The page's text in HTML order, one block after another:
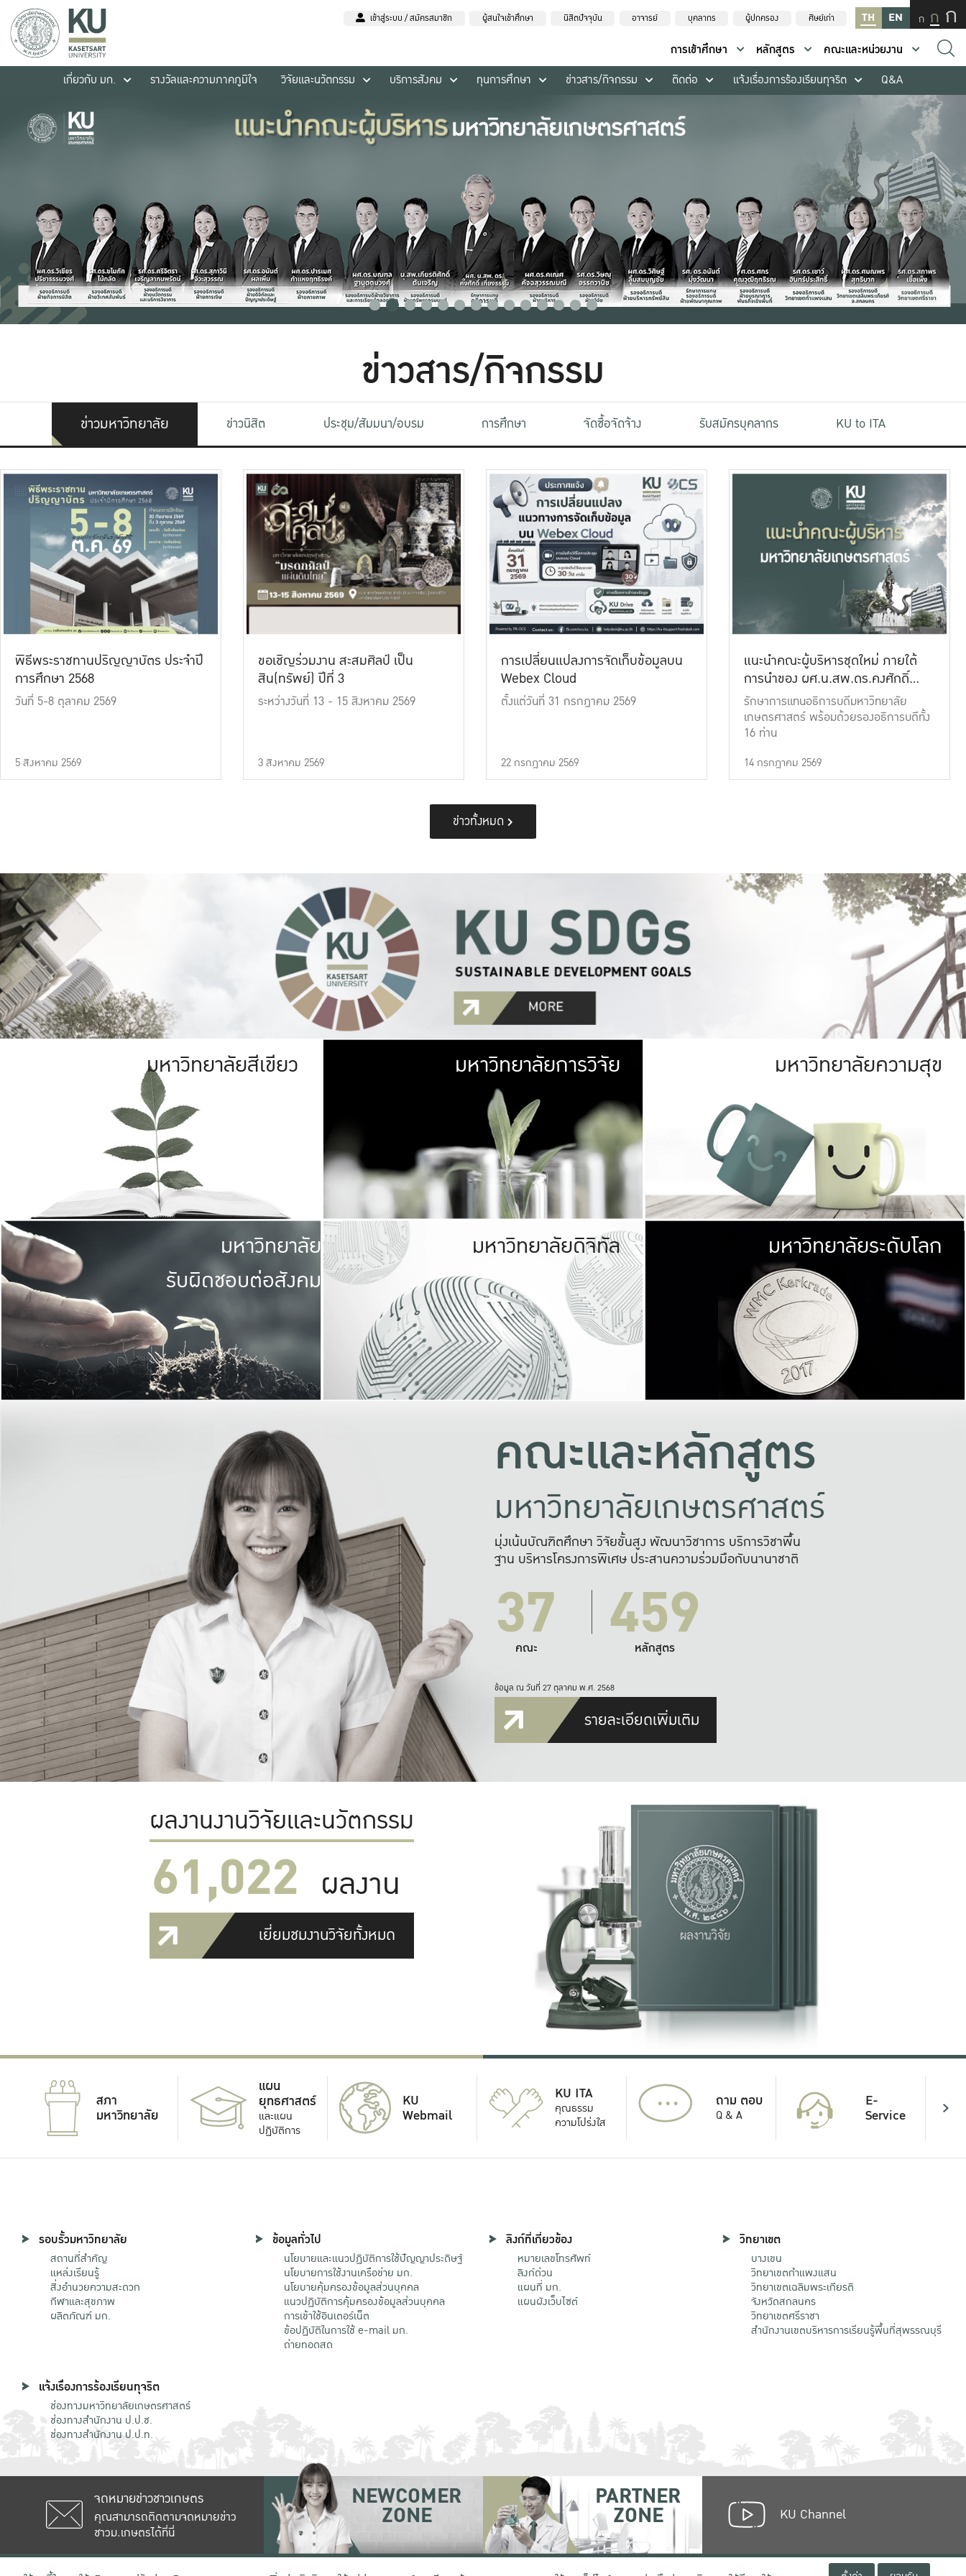
เข้าสู่ระบบ / สมัครสมาชิก ผู้สนใจเข้าศึกษา นิสิตปัจจุบัน อาจารย์ บุคลากร ผู้ปกครอง ศิษย์เก่า TH EN ก ก ก
การเข้าศึกษา หลักสูตร
คณะและหน่วยงาน
เกี่ยวกับ มก.
รางวัลและความภาคภูมิใจ วิจัยและนวัตกรรม บริการสังคม ทุนการศึกษา ข่าวสาร/กิจกรรม ติดต่อ แจ้งเรื่องการร้องเรียนทุจริต Q&A
ข่าวสาร/กิจกรรม
ข่าวมหาวิทยาลัย ข่าวนิสิต ประชุม/สัมมนา/อบรม การศึกษา จัดซื้อจัดจ้าง รับสมัครบุคลากร KU to ITA
พิธีพระราชทานปริญญาบัตร ประจำปี
การศึกษา 2568
วันที่ 5-8 ตุลาคม 2569
5 สิงหาคม 2569
ขอเชิญร่วมงาน สะสมศิลป์ เป็น
สิน(ทรัพย์) ปีที่ 3
ระหว่างวันที่ 13 - 15 สิงหาคม 2569
3 สิงหาคม 2569
การเปลี่ยนแปลงการจัดเก็บข้อมูลบน
Webex Cloud
ตั้งแต่วันที่ 31 กรกฎาคม 2569
22 กรกฎาคม 2569
แนะนำคณะผู้บริหารชุดใหม่ ภายใต้
การนำของ ผศ.น.สพ.ดร.คงศักดิ์
เที่ยงธรรม
รักษาการแทนอธิการบดีมหาวิทยาลัย
เกษตรศาสตร์ พร้อมด้วยรองอธิการบดีทั้ง
16 ท่าน
14 กรกฎาคม 2569
ข่าวทั้งหมด
มหาวิทยาลัยสีเขียว มหาวิทยาลัย
เกษตรศาสตร์ มีพื้นที่เขียวสดใส หนาแน่น
เป็นป่าในเมือง (URBAN FOREST)
เกษตรในเมือง (URBAN AGRICULTURE)
ที่นับรวมกันได้ประมาณ 1,400 ไร่
มหาวิทยาลัยการวิจัย มหาวิทยาลัย
ให้กับประชาชน
มหาวิทยาลัยความสุข
มหาวิทยาลัย
รับผิดชอบต่อสังคม
มหาวิทยาลัยรับผิดชอบต่อสังคม
ร่วมมือกับชุมชน เพื่อความกินดีอยู่ดี
และความสุขอย่างยั่งยืน
มองปัญหาในภาพกว้าง
แก้ไขจากปัญหาจุดเล็กๆ
มหาวิทยาลัยดิจิทัล มหาวิทยา
พร้อมที่จ
และผลักดันในการใช้ระบบส
เพื่อการทำงานแ
มหาวิทยาลัยระดับโลก
คณะและหลักสูตร
มหาวิทยาลัยเกษตรศาสตร์
มุ่งเน้นบัณฑิตศึกษา วิจัยขั้นสูง พัฒนาวิชาการ บริการวิชาพื้น
ฐาน บริหารโครงการพิเศษ ประสานความร่วมมือกับนานาชาติ
37
คณะ 459
หลักสูตร
ข้อมูล ณ วันที่ 27 ตุลาคม พ.ศ. 2568
รายละเอียดเพิ่มเติม
ผลงานงานวิจัยและนวัตกรรม
61,022 ผลงาน
เยี่ยมชมงานวิจัยทั้งหมด
สภา
มหาวิทยาลัย
แผน
ยุทธศาสตร์
และแผน
ปฏิบัติการ
KU
Webmail
KU ITA
คุณธรรม
ความโปร่งใส
... ถาม ตอบ
Q & A
E-
Service
รอบรั้วมหาวิทยาลัย
สถานที่สำคัญ
แหล่งเรียนรู้
สิ่งอำนวยความสะดวก
กีฬาและสุขภาพ
ผลิตภัณฑ์ มก.
ข้อมูลทั่วไป
นโยบายและแนวปฏิบัติการใช้ปัญญาประดิษฐ์
นโยบายการใช้งานเครือข่าย มก.
นโยบายคุ้มครองข้อมูลส่วนบุคคล
แนวปฏิบัติการคุ้มครองข้อมูลส่วนบุคคล
การเข้าใช้อินเตอร์เน็ต
ข้อปฏิบัติในการใช้ e-mail มก.
ถ่ายทอดสด
ลิงก์ที่เกี่ยวข้อง
หมายเลขโทรศัพท์
ลิงก์ด่วน
แผนที่ มก.
แผนผังเว็บไซต์
วิทยาเขต
บางเขน
วิทยาเขตกําแพงแสน
วิทยาเขตเฉลิมพระเกียรติ
จังหวัดสกลนคร
วิทยาเขตศรีราชา
สำนักงานเขตบริหารการเรียนรู้พื้นที่สุพรรณบุรี
แจ้งเรื่องการร้องเรียนทุจริต
ช่องทางมหาวิทยาลัยเกษตรศาสตร์
ช่องทางสำนักงาน ป.ป.ช.
ช่องทางสำนักงาน ป.ป.ท.
จดหมายข่าวชาวเกษตร
คุณสามารถติดตามจดหมายข่าว
ชาวม.เกษตรได้ที่นี่
NEWCOMER
ZONE
PARTNER
ZONE KU Channel